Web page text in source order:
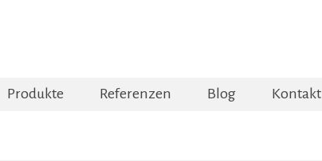
Produkte Referenzen Blog Kontakt